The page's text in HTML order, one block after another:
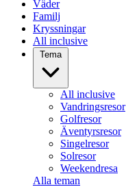
Väder
Familj
Kryssningar
All inclusive
Tema
All inclusive
Vandringsresor
Golfresor
Äventyrsresor
Singelresor
Solresor
Weekendresa
Alla teman